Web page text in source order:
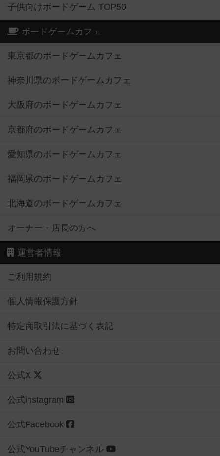
子供向けボードゲーム TOP50
ボードゲームカフェ
東京都のボードゲームカフェ
神奈川県のボードゲームカフェ
大阪府のボードゲームカフェ
京都府のボードゲームカフェ
愛知県のボードゲームカフェ
福岡県のボードゲームカフェ
北海道のボードゲームカフェ
オーナー・店長の方へ
運営者情報
ご利用規約
個人情報保護方針
特定商取引法に基づく表記
お問い合わせ
公式X
公式instagram
公式Facebook
公式YouTubeチャンネル